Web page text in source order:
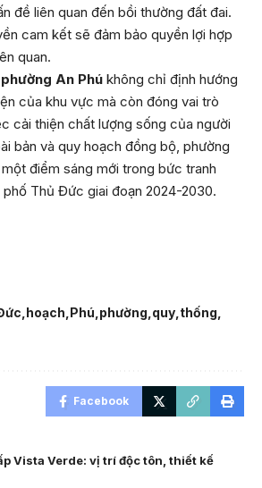
đề liên quan đến bồi thường đất đai.
cam kết sẽ đảm bảo quyền lợi hợp
quan.
An Phú không chỉ định hướng
của khu vực mà còn đóng vai trò
cải thiện chất lượng sống của người
bản và quy hoạch đồng bộ, phường
điểm sáng mới trong bức tranh
Thủ Đức giai đoạn 2024-2030.
hoạch Phú phường quy thống
Facebook
Vista Verde: vị trí độc tôn, thiết kế